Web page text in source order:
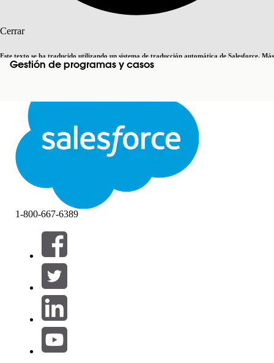
Cerrar
Este texto se ha traducido utilizando un sistema de traducción automática de Salesforce. Más
informaciónaquí. Cambiar a inglés Ahora no
Cerrar Cerrar
Gestión de programas y casos
Filtros (0)
SELECCIONAR FILTROS
Área de productos
1-800-667-6389